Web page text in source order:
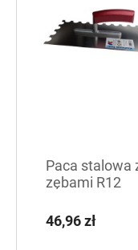
Paca stalowa
zębami R12
46,96 zł